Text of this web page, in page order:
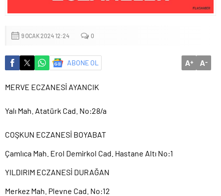
9 OCAK 2024 12:24 0
ABONE OL A+ A-
MERVE ECZANESİ AYANCIK
Yalı Mah. Atatürk Cad. No:28/a
COŞKUN ECZANESİ BOYABAT
Çamlıca Mah. Erol Demirkol Cad. Hastane Altı No:1
YILDIRIM ECZANESİ DURAĞAN
Merkez Mah. Plevne Cad. No:12